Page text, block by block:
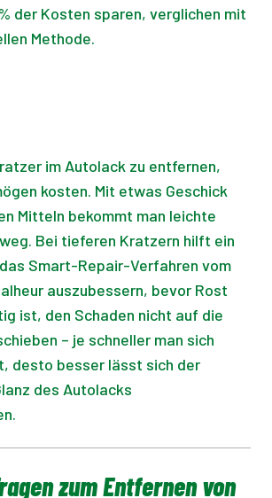
der Kosten sparen, verglichen mit
Methode.
im Autolack zu entfernen,
kosten. Mit etwas Geschick
Mitteln bekommt man leichte
Bei tieferen Kratzern hilft ein
Smart-Repair-Verfahren vom
auszubessern, bevor Rost
ist, den Schaden nicht auf die
– je schneller man sich
desto besser lässt sich der
des Autolacks
zum Entfernen von